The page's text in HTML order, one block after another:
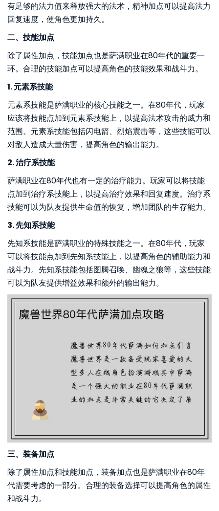
有足够的法力值来释放强大的法术，精神加点可以提高法力
回复速度，使角色更加持久。
二、技能加点
除了属性加点，技能加点也是萨满职业在80年代的重要一
环。合理的技能加点可以提高角色的技能效果和战斗力。
1. 元素系技能
元素系技能是萨满职业的核心技能之一。在80年代，玩家
应该将技能点加到元素系技能上，以提高法术攻击的威力和
范围。元素系技能包括闪电箭、烈焰震击等，这些技能可以
对敌人造成大量伤害，提高角色的输出能力。
2. 治疗系技能
萨满职业在80年代也有一定的治疗能力。玩家可以将技能
点加到治疗系技能上，以提高治疗效果和回复速度。治疗系
技能可以为队友提供生命值的恢复，增加团队的生存能力。
3. 先知系技能
先知系技能是萨满职业的特殊技能之一。在80年代，玩家
可以将技能点加到先知系技能上，以提高角色的辅助能力和
战斗力。先知系技能包括图腾召唤、幽魂之狼等，这些技能
可以为队友提供增益效果和额外的输出能力。
三、装备加点
除了属性加点和技能加点，装备加点也是萨满职业在80年
代需要考虑的一部分。合理的装备选择可以提高角色的属性
和战斗力。